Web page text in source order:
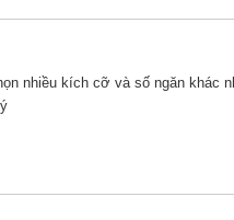
nhiều kích cỡ và số ngăn khác